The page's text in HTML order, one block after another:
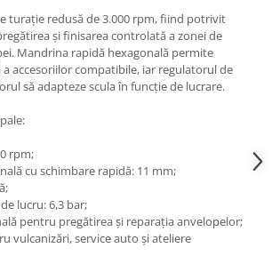
turație redusă de 3.000 rpm, fiind potrivit
și finisarea controlată a zonei de
Mandrina rapidă hexagonală permite
accesoriilor compatibile, iar regulatorul de
să adapteze scula în funcție de lucrare.
rpm;
cu schimbare rapidă: 11 mm;
lucru: 6,3 bar;
pentru pregătirea și reparația anvelopelor;
vulcanizări, service auto și ateliere